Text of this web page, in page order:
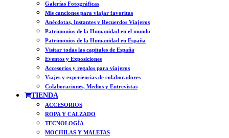
Galerías Fotográficas
Mis canciones para viajar favoritas
Anécdotas, Instantes y Recuerdos Viajeros
Patrimonios de la Humanidad en el mundo
Patrimonios de la Humanidad en España
Visitar todas las capitales de España
Eventos y Exposiciones
Accesorios y regalos para viajeros
Viajes y experiencias de colaboradores
Colaboraciones, Medios y Entrevistas
TIENDA
ACCESORIOS
ROPA Y CALZADO
TECNOLOGÍA
MOCHILAS Y MALETAS